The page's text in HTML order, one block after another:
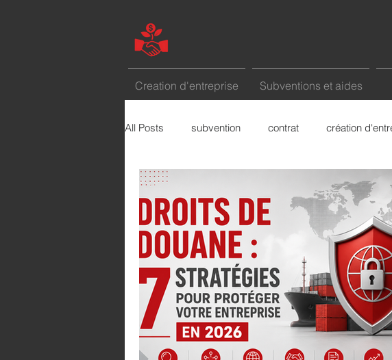
Creation d'entreprise Subventions et aides
All Posts subvention contrat création
marketing Fiscalité
Le mot de la semaine commerce Bâtiment